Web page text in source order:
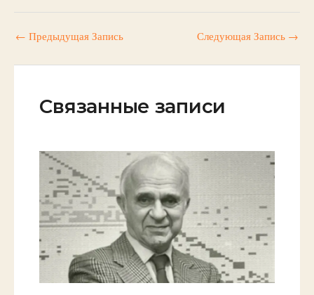
← Предыдущая Запись Следующая Запись →
Связанные записи